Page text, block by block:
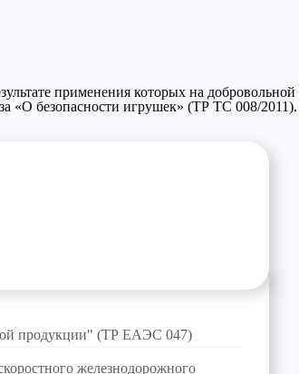
применения которых на
«О безопасности игрушек» (ТР ТС 008/2011).
продукции" (ТР ЕАЭС 047)
железнодорожного